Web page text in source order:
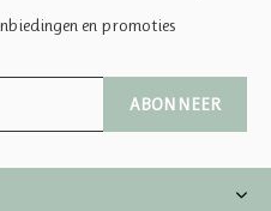
en promoties
ABONNEER